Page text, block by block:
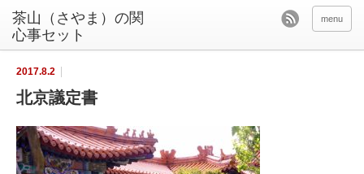
茶山（さやま）の関
心事セット
menu
2017.8.2
北京議定書